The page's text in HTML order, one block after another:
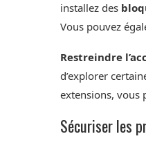
installez des
Vous pouvez
Restreindre
d’explorer
extensions, vous
Sécuriser les